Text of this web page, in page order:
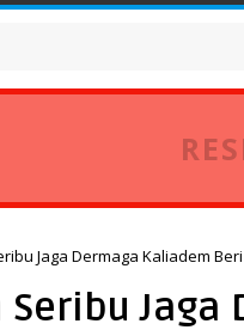
Standar Operasional
Jaga Dermaga Kaliadem